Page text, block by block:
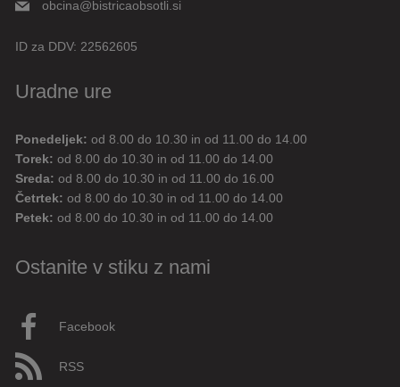
obcina@bistricaobsotli.si
ID za DDV: 22562605
Uradne ure
Ponedeljek: od 8.00 do 10.30 in od 11.00 do 14.00
Torek: od 8.00 do 10.30 in od 11.00 do 14.00
Sreda: od 8.00 do 10.30 in od 11.00 do 16.00
Četrtek: od 8.00 do 10.30 in od 11.00 do 14.00
Petek: od 8.00 do 10.30 in od 11.00 do 14.00
Ostanite v stiku z nami
Facebook
RSS
Digitalni pomočnik
Aktualne novice Aktualne cestne zapore
Dovolilnice za parkiranje